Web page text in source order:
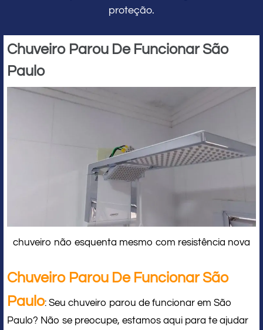
proteção.
Chuveiro Parou De Funcionar São
Paulo
chuveiro não esquenta mesmo com resistência nova
Chuveiro Parou De Funcionar São
Paulo: Seu chuveiro parou de funcionar em São
Paulo? Não se preocupe, estamos aqui para te ajudar